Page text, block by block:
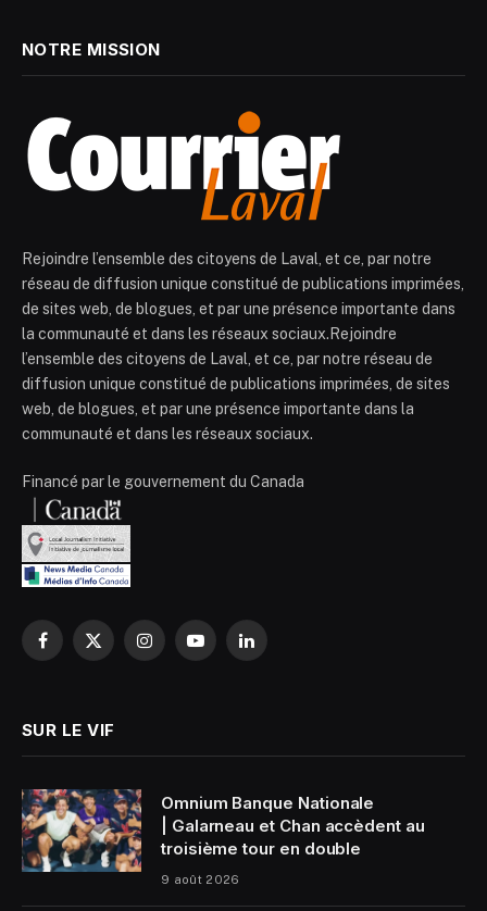
NOTRE MISSION
Rejoindre l’ensemble des citoyens de Laval, et ce, par notre
réseau de diffusion unique constitué de publications imprimées,
de sites web, de blogues, et par une présence importante dans
la communauté et dans les réseaux sociaux.Rejoindre
l’ensemble des citoyens de Laval, et ce, par notre réseau de
diffusion unique constitué de publications imprimées, de sites
web, de blogues, et par une présence importante dans la
communauté et dans les réseaux sociaux.
Financé par le gouvernement du Canada
Facebook
X
InstagramYouTubeLinkedIn
SUR LE VIF
Omnium Banque Nationale
| Galarneau et Chan accèdent au
troisième tour en double
9 août 2026